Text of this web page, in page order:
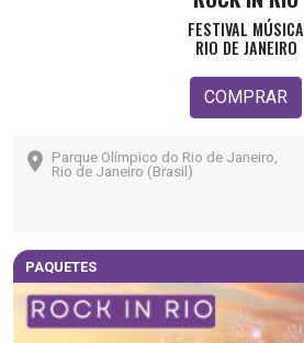
FESTIVAL MÚSICA
RIO DE JANEIRO
COMPRAR
Parque Olímpico do Rio de Janeiro,
Rio de Janeiro (Brasil)
PAQUETES